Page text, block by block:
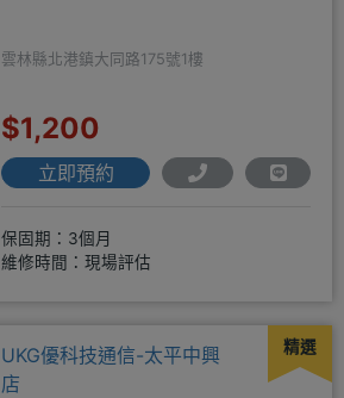
雲林縣北港鎮大同路175號1樓
$1,200
立即預約
保固期：3個月
維修時間：現場評估
精選
UKG優科技通信-太平中興
店